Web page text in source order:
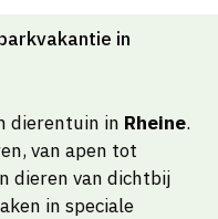
in
dierentuin in Rheine.
van apen tot
dieren van dichtbij
in speciale